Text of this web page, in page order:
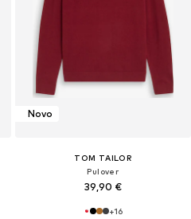
Novo
TOM TAILOR
Pulover
39,90 €
+16